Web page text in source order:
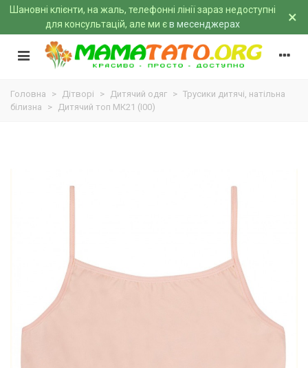
Шановні клієнти, на жаль, телефонні лінії зараз недоступні
для консультацій, але ми єв месенджерах ×
Головна > Дітворі > Дитячий одяг > Трусики дитячі, натільна
білизна
> Дитячий топ МК21 (I00)